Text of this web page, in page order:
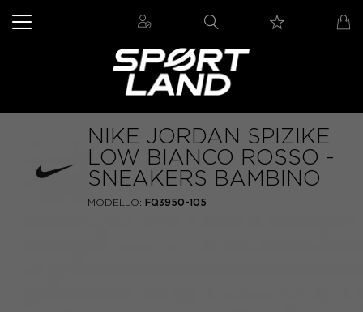
NIKE JORDAN SPIZIKE
LOW BIANCO ROSSO -
SNEAKERS BAMBINO
MODELLO: FQ3950-105